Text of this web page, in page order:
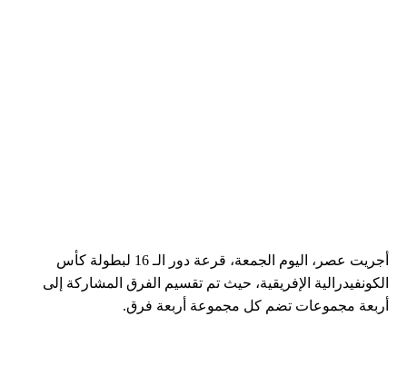
أجريت عصر، اليوم الجمعة، قرعة دور الـ 16 لبطولة كأس
الكونفيدرالية الإفريقية، حيث تم تقسيم الفرق المشاركة إلى
أربعة مجموعات تضم كل مجموعة أربعة فرق.